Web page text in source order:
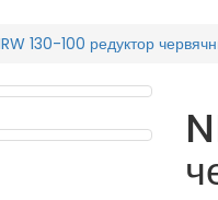
130-100 редуктор